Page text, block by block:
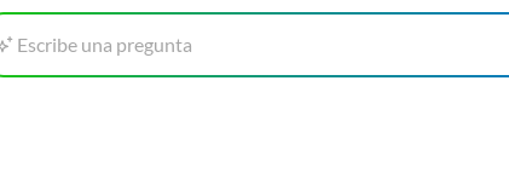
Escribe una pregunta